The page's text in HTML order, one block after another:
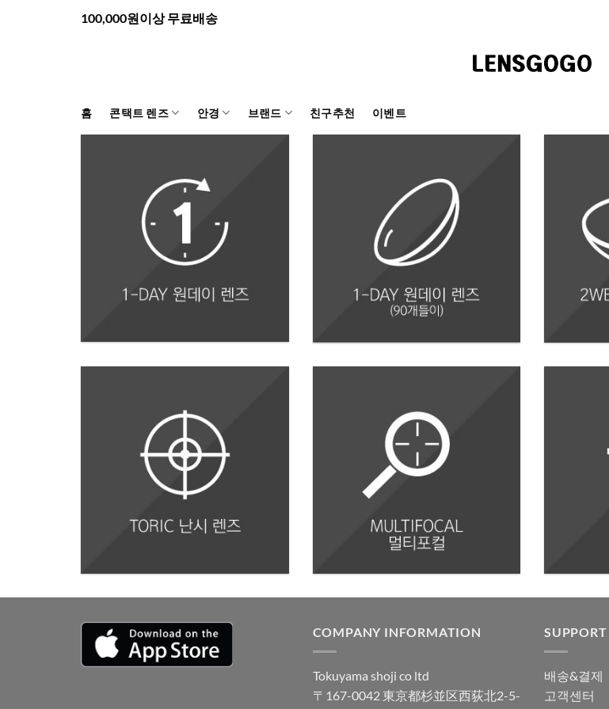
100,000원이상 무료배송
홈 콘택트 렌즈 안경 브랜드 친구추천 이벤트
COMPANY INFORMATION
Tokuyama shoji co ltd
〒167-0042 東京都杉並区西荻北2-5-
SUPPORT
배송&결제
고객센터